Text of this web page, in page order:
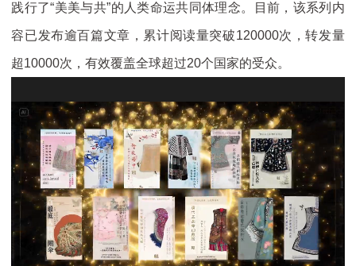
践行了“美美与共”的人类命运共同体理念。目前，该系列内
容已发布逾百篇文章，累计阅读量突破120000次，转发量
超10000次，有效覆盖全球超过20个国家的受众。